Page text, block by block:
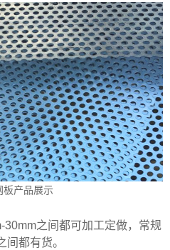
板产品展示
30mm之间都可加工定做，常规
间都有货。